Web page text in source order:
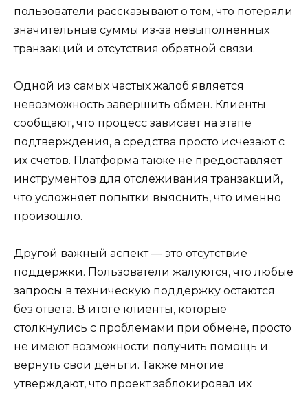
пользователи рассказывают о том, что потеряли
значительные суммы из-за невыполненных
транзакций и отсутствия обратной связи.
Одной из самых частых жалоб является
невозможность завершить обмен. Клиенты
сообщают, что процесс зависает на этапе
подтверждения, а средства просто исчезают с
их счетов. Платформа также не предоставляет
инструментов для отслеживания транзакций,
что усложняет попытки выяснить, что именно
произошло.
Другой важный аспект — это отсутствие
поддержки. Пользователи жалуются, что любые
запросы в техническую поддержку остаются
без ответа. В итоге клиенты, которые
столкнулись с проблемами при обмене, просто
не имеют возможности получить помощь и
вернуть свои деньги. Также многие
утверждают, что проект заблокировал их